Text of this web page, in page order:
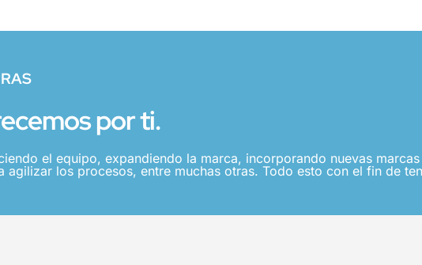
por ti.
el equipo, expandiendo la marca, incorporando nuevas
agilizar los procesos, entre muchas otras. Todo esto con el fin de